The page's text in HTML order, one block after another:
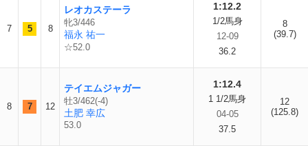
7 5 8
レオカステーラ
牝3/446
福永 祐一
☆52.0
1:12.2
1/2馬身
12-09
36.2
8
(39.7)
8 7 12
テイエムジャガー
牡3/462(-4)
土肥 幸広
53.0
1:12.4
1 1/2馬身
04-05
37.5
12
(125.8)